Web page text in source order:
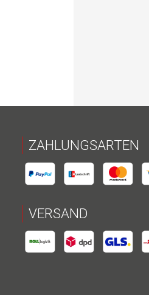
ZAHLUNGSARTEN
VERSAND